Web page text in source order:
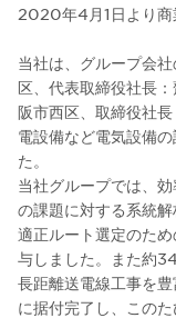
2020年4月1日より商
当社は、グループ会
区、代表取締役社長
阪市西区、取締役社
電設備など電気設備
た。
当社グループでは、
の課題に対する系統
適正ルート選定のた
与しました。また約
長距離送電線工事を
に据付完了し、この